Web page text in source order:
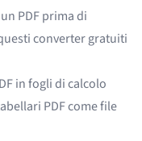
PDF prima di
converter gratuiti
in fogli di calcolo
PDF come file